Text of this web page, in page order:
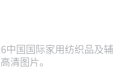
中国国际家用纺织品及辅
清图片。